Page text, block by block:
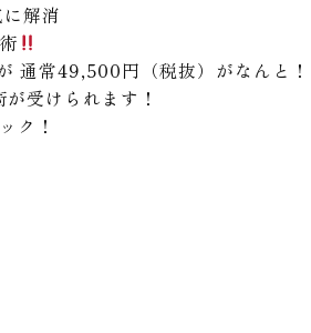
解消
通常49,500円 （税抜）がなんと！
が受けられます！
ク！